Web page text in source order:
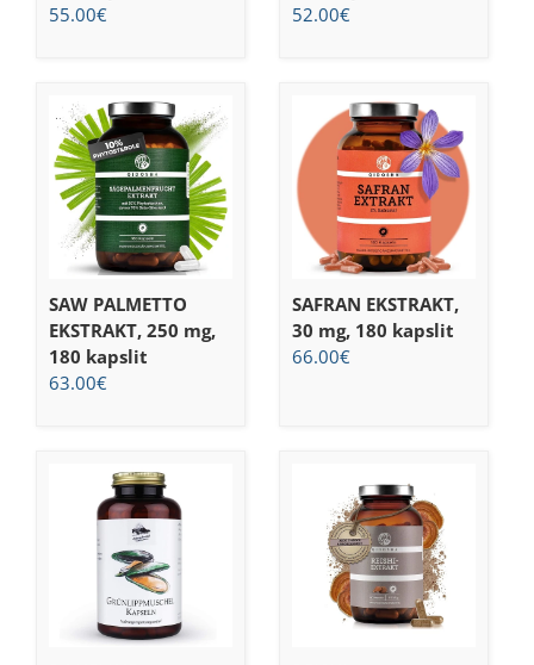
55.00€
52.00€
SAW PALMETTO
EKSTRAKT, 250 mg,
180 kapslit
63.00€
SAFRAN EKSTRAKT,
30 mg, 180 kapslit
66.00€